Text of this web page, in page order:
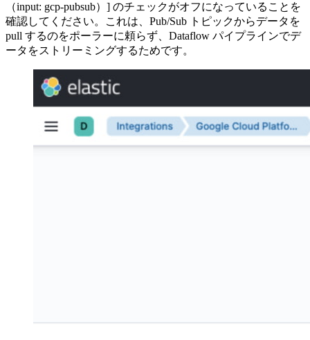
（input: gcp-pubsub）] のチェックがオフになっていることを
確認してください。これは、Pub/Sub トピックからデータを
pull するのをポーラーに頼らず、Dataflow パイプラインでデ
ータをストリーミングするためです。